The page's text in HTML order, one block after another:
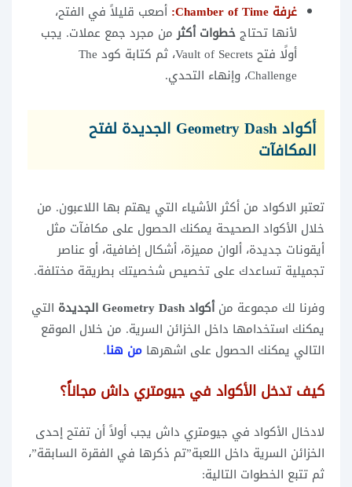
غرفة Chamber of Time:
أصعب قليلاً في الفتح،
لأنها تحتاجخطوات أكثرمن مجرد جمع عملات. يجب
أولًا فتح Vault of Secrets، ثم كتابة كود The
Challenge، وإنهاء التحدي.
أكواد Geometry Dash الجديدة لفتح
المكافآت
تعتبر الاكواد من أكثر الأشياء التي يهتم بها اللاعبون. من
خلال الأكواد الصحيحة يمكنك الحصول على مكافآت مثل
أيقونات جديدة، ألوان مميزة، أشكال إضافية، أو عناصر
تجميلية تساعدك على تخصيص شخصيتك بطريقة مختلفة.
وفرنا لك مجموعة من أكواد Geometry Dash الجديدة
التي
يمكنك استخدامها داخل الخزائن السرية. من خلال الموقع
التالي يمكنك الحصول على اشهرها من هنا.
كيف تدخل الأكواد في جيومتري داش مجاناً؟
لادخال الأكواد في جيومتري داش يجب أولاً أن تفتح إحدى
الخزائن السرية داخل اللعبة”تم ذكرها في الفقرة السابقة”،
ثم تتبع الخطوات التالية: